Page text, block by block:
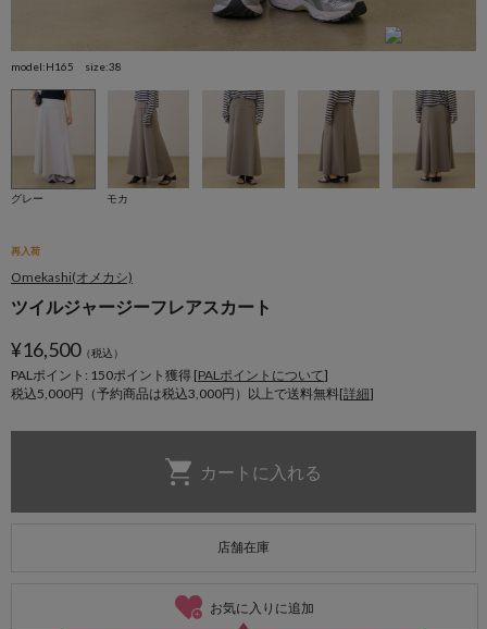
model:H165 size:38
グレー モカ
再入荷
Omekashi(オメカシ)
ツイルジャージーフレアスカート
¥16,500（税込）
PALポイント: 150ポイント獲得 [PALポイントについて]
税込5,000円（予約商品は税込3,000円）以上で送料無料[詳細]
店舗在庫
お気に入りに追加